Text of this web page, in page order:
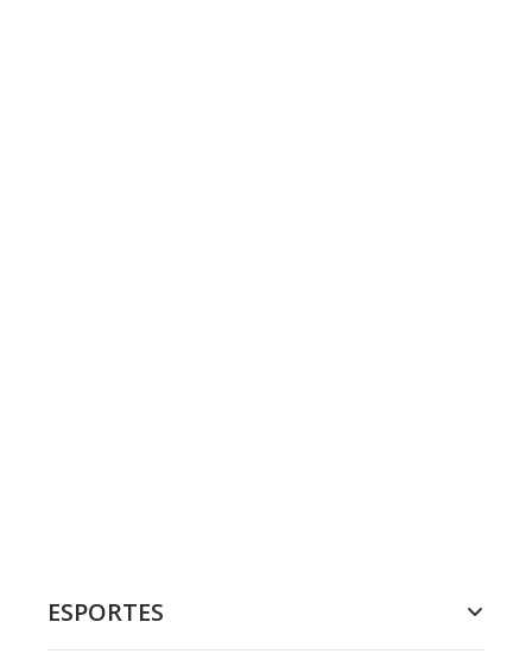
ESPORTES